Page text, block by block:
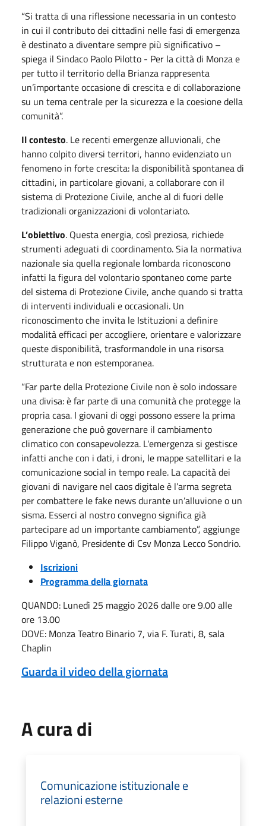
“Si tratta di una riflessione necessaria in un contesto
in cui il contributo dei cittadini nelle fasi di emergenza
è destinato a diventare sempre più significativo –
spiega il Sindaco Paolo Pilotto - Per la città di Monza e
per tutto il territorio della Brianza rappresenta
un’importante occasione di crescita e di collaborazione
su un tema centrale per la sicurezza e la coesione della
comunità”.
Il contesto. Le recenti emergenze alluvionali, che
hanno colpito diversi territori, hanno evidenziato un
fenomeno in forte crescita: la disponibilità spontanea di
cittadini, in particolare giovani, a collaborare con il
sistema di Protezione Civile, anche al di fuori delle
tradizionali organizzazioni di volontariato.
L’obiettivo. Questa energia, così preziosa, richiede
strumenti adeguati di coordinamento. Sia la normativa
nazionale sia quella regionale lombarda riconoscono
infatti la figura del volontario spontaneo come parte
del sistema di Protezione Civile, anche quando si tratta
di interventi individuali e occasionali. Un
riconoscimento che invita le Istituzioni a definire
modalità efficaci per accogliere, orientare e valorizzare
queste disponibilità, trasformandole in una risorsa
strutturata e non estemporanea.
“Far parte della Protezione Civile non è solo indossare
una divisa: è far parte di una comunità che protegge la
propria casa. I giovani di oggi possono essere la prima
generazione che può governare il cambiamento
climatico con consapevolezza. L'emergenza si gestisce
infatti anche con i dati, i droni, le mappe satellitari e la
comunicazione social in tempo reale. La capacità dei
giovani di navigare nel caos digitale è l’arma segreta
per combattere le fake news durante un’alluvione o un
sisma. Esserci al nostro convegno significa già
partecipare ad un importante cambiamento”, aggiunge
Filippo Viganò, Presidente di Csv Monza Lecco Sondrio.
Iscrizioni
Programma della giornata
QUANDO: Lunedì 25 maggio 2026 dalle ore 9.00 alle
ore 13.00
DOVE: Monza Teatro Binario 7, via F. Turati, 8, sala
Chaplin
Guarda il video della giornata
A cura di
Comunicazione istituzionale e
relazioni esterne